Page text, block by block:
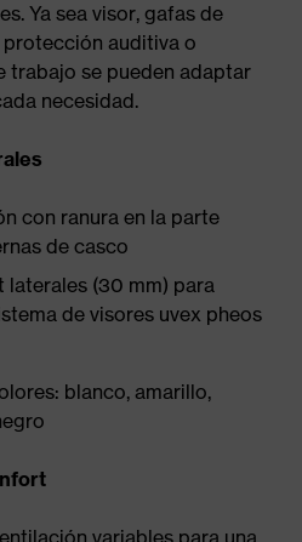
Ya sea visor, gafas de
auditiva o
trabajo se pueden adaptar
necesidad.
con ranura en la parte
de casco
laterales (30 mm) para
de visores uvex pheos
blanco, amarillo,
variables para una